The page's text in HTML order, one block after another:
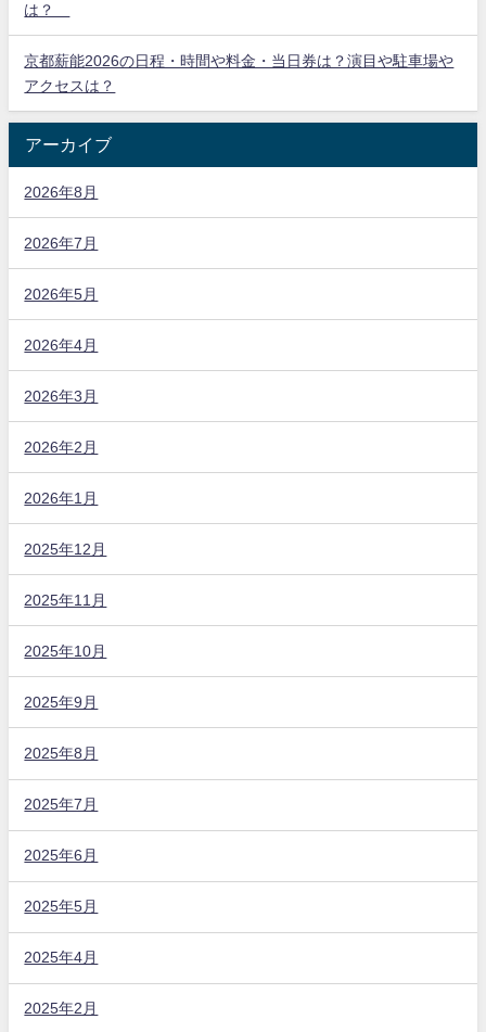
は？
京都薪能2026の日程・時間や料金・当日券は？演目や駐車場や
アクセスは？
アーカイブ
2026年8月
2026年7月
2026年5月
2026年4月
2026年3月
2026年2月
2026年1月
2025年12月
2025年11月
2025年10月
2025年9月
2025年8月
2025年7月
2025年6月
2025年5月
2025年4月
2025年2月